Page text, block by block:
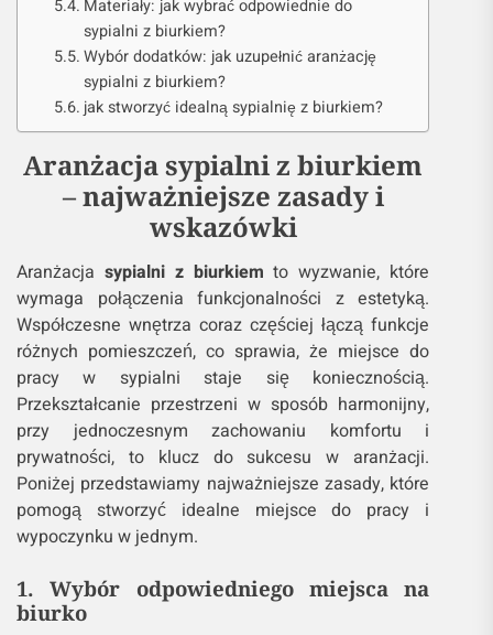
Materiały: jak wybrać odpowiednie do
sypialni z biurkiem?
Wybór dodatków: jak uzupełnić aranżację
sypialni z biurkiem?
jak stworzyć idealną sypialnię z biurkiem?
Aranżacja sypialni z biurkiem
– najważniejsze zasady i
wskazówki
Aranżacja sypialni z biurkiem to wyzwanie, które
wymaga połączenia funkcjonalności z estetyką.
Współczesne wnętrza coraz częściej łączą funkcje
różnych pomieszczeń, co sprawia, że miejsce do
pracy w sypialni staje się koniecznością.
Przekształcanie przestrzeni w sposób harmonijny,
przy jednoczesnym zachowaniu komfortu i
prywatności, to klucz do sukcesu w aranżacji.
Poniżej przedstawiamy najważniejsze zasady, które
pomogą stworzyć idealne miejsce do pracy i
wypoczynku w jednym.
1. Wybór odpowiedniego miejsca na
biurko